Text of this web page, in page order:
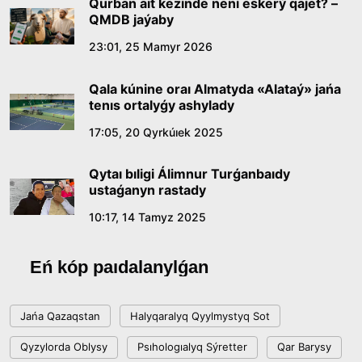
Abaıdyń adam tárbıesi týraly kózqarastarynyń
18:59, 20 Shilde 2026
Jasandy ıntellekt: adamzattyń kómekshisi me,
18:16, 20 Shilde 2026
jetistikteri men damý baǵyty
Memleket basshysy Kóbeıtuz kóliniń jaı-kúıine
nazar aýdardy
Qurban aıt kezinde neni eskerý qajet? –
QMDB jaýaby
23:01, 25 Mamyr 2026
Qala kúnine oraı Almatyda «Alataý» jańa
tenıs ortalyǵy ashylady
17:05, 20 Qyrkúıek 2025
Qytaı bıligi Álimnur Turǵanbaıdy
ustaǵanyn rastady
10:17, 14 Tamyz 2025
Eń kóp paıdalanylǵan
Jańa Qazaqstan Halyqaralyq Qyylmystyq Sot
Qyzylorda Oblysy Psıhologıalyq Sýretter Qar Barysy